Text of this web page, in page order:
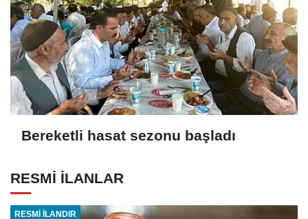
Bereketli hasat sezonu başladı
RESMİ İLANLAR
RESMİ İLANDIR